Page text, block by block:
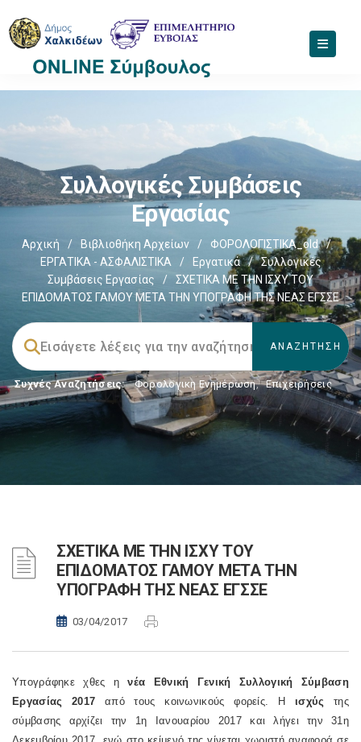
Συλλογικές Συμβάσεις
Εργασίας
Αρχική / Βιβλιοθήκη Αρχείων / ΦΟΡΟΛΟΓΙΣΤΙΚΑ_old
/
ΕΡΓΑΤΙΚΑ - ΑΣΦΑΛΙΣΤΙΚΑ
/ Εργατικά /
Συλλογικές
Συμβάσεις Εργασίας
/
ΣΧΕΤΙΚΑ ΜΕ ΤΗΝ ΙΣΧΥ ΤΟΥ
ΕΠΙΔΟΜΑΤΟΣ ΓΑΜΟΥ ΜΕΤΑ ΤΗΝ ΥΠΟΓΡΑΦΗ ΤΗΣ ΝΕΑΣ ΕΓΣΣΕ
Συχνές Αναζητήσεις: Φορολογικη Ενημέρωση, Επιχειρήσεις
ΣΧΕΤΙΚΑ ΜΕ ΤΗΝ ΙΣΧΥ ΤΟΥ
ΕΠΙΔΟΜΑΤΟΣ ΓΑΜΟΥ ΜΕΤΑ ΤΗΝ
ΥΠΟΓΡΑΦΗ ΤΗΣ ΝΕΑΣ ΕΓΣΣΕ
03/04/2017
Υπογράφηκε χθες η
νέα Εθνική Γενική Συλλογική Σύμβαση
Εργασίας 2017
από τους κοινωνικούς φορείς. Η ισχύς
της
σύμβασης αρχίζει την 1η Ιανουαρίου 2017 και λήγει την 31η